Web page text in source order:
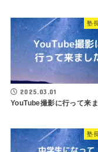
塾
2025.03.01
YouTube撮影に行って来
塾